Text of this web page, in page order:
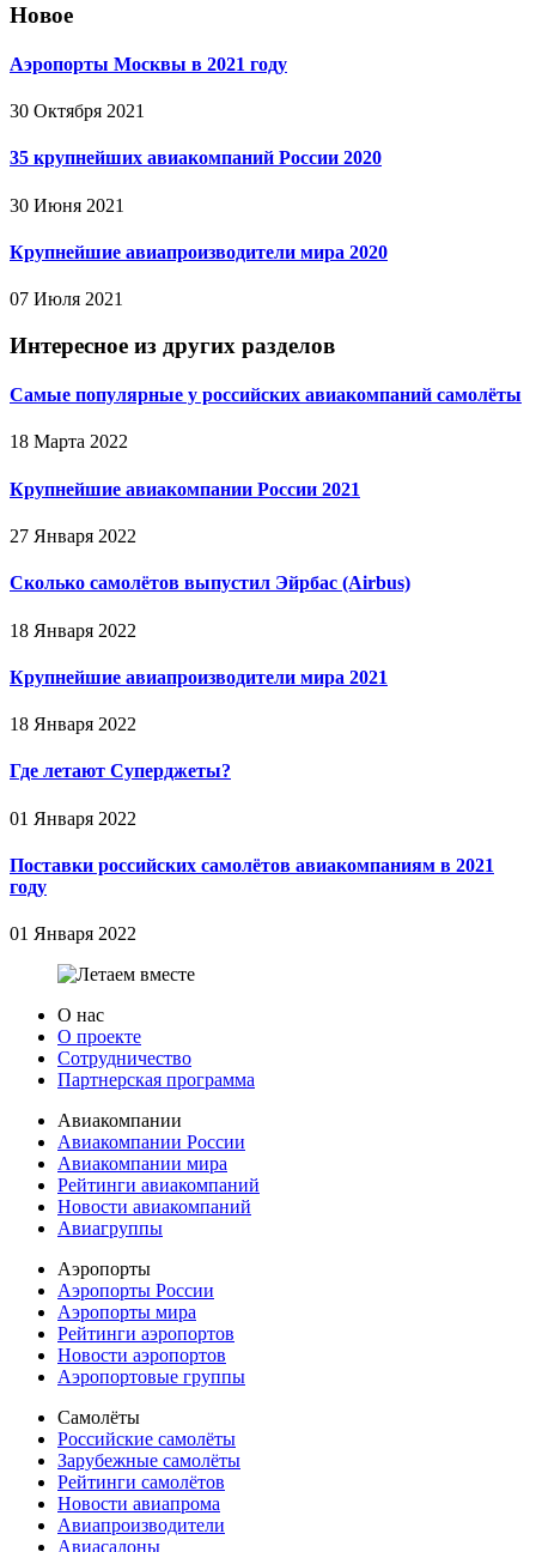
Новое
Аэропорты Москвы в 2021 году
30 Октября 2021
35 крупнейших авиакомпаний России 2020
30 Июня 2021
Крупнейшие авиапроизводители мира 2020
07 Июля 2021
Интересное из других разделов
Самые популярные у российских авиакомпаний самолёты
18 Марта 2022
Крупнейшие авиакомпании России 2021
27 Января 2022
Сколько самолётов выпустил Эйрбас (Airbus)
18 Января 2022
Крупнейшие авиапроизводители мира 2021
18 Января 2022
Где летают Суперджеты?
01 Января 2022
Поставки российских самолётов авиакомпаниям в 2021
году
01 Января 2022
О нас
О проекте
Сотрудничество
Партнерская программа
Авиакомпании
Авиакомпании России
Авиакомпании мира
Рейтинги авиакомпаний
Новости авиакомпаний
Авиагруппы
Аэропорты
Аэропорты России
Аэропорты мира
Рейтинги аэропортов
Новости аэропортов
Аэропортовые группы
Самолёты
Российские самолёты
Зарубежные самолёты
Рейтинги самолётов
Новости авиапрома
Авиапроизводители
Авиасалоны